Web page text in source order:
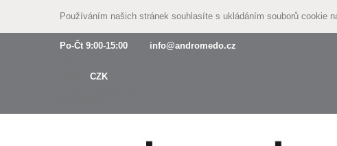
Používáním našich stránek souhlasíte s ukládáním souborů cookie
Po-Čt 9:00-15:00
info@andromedo.cz
CZK